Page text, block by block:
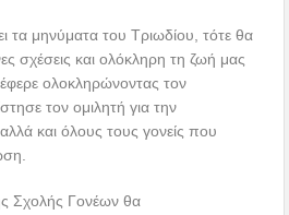
τα μηνύματα του Τριωδίου, τότε θα
σχέσεις και ολόκληρη τη ζωή μας
ολοκληρώνοντας τον
τον ομιλητή για την
και όλους τους γονείς που
Σχολής Γονέων θα